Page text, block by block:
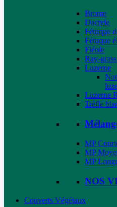
Brome
Dactyle
Fétuque
Fétuque
Fléole
Ray-
Luzerne
Luzerne
Trèfle
MP
MP
MP
NOS
Couverts Végétaux